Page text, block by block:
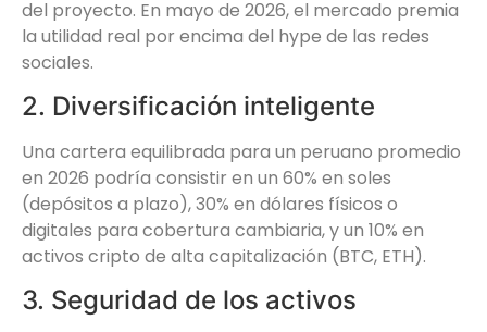
del proyecto. En mayo de 2026, el mercado premia
la utilidad real por encima del hype de las redes
sociales.
2. Diversificación inteligente
Una cartera equilibrada para un peruano promedio
en 2026 podría consistir en un 60% en soles
(depósitos a plazo), 30% en dólares físicos o
digitales para cobertura cambiaria, y un 10% en
activos cripto de alta capitalización (BTC, ETH).
3. Seguridad de los activos